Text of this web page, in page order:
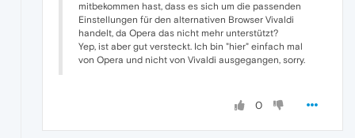
mitbekommen hast, dass es sich um die passenden
Einstellungen für den alternativen Browser Vivaldi
handelt, da Opera das nicht mehr unterstützt?
Yep, ist aber gut versteckt. Ich bin "hier" einfach mal
von Opera und nicht von Vivaldi ausgegangen, sorry.
0